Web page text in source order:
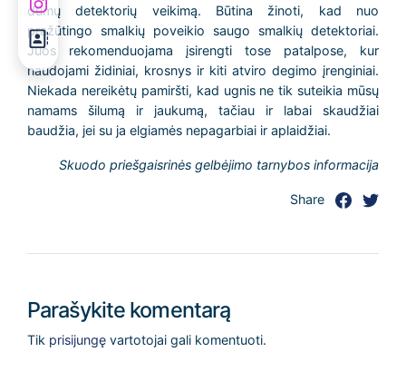
dūmų detektorių veikimą. Būtina žinoti, kad nuo
pražūtingo smalkių poveikio saugo smalkių detektoriai.
Juos rekomenduojama įsirengti tose patalpose, kur
naudojami židiniai, krosnys ir kiti atviro degimo įrenginiai.
Niekada nereikėtų pamiršti, kad ugnis ne tik suteikia mūsų
namams šilumą ir jaukumą, tačiau ir labai skaudžiai
baudžia, jei su ja elgiamės nepagarbiai ir aplaidžiai.
Skuodo priešgaisrinės gelbėjimo tarnybos informacija
Share
Parašykite komentarą
Tik prisijungęvartotojai gali komentuoti.